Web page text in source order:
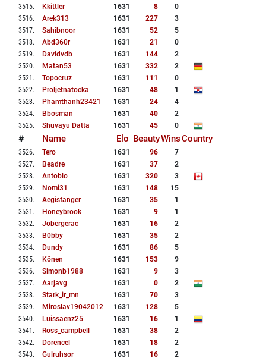
3515. Kkittler 1631 8
0
3516. Arek313 1631 227
3
3517. Sahibnoor 1631 52
5
3518. Abd360r 1631 21
0
3519. Davidvdb 1631 144
2
3520. Matan53 1631 332
2
3521 . Topocruz 1631 111
0
3522. Proljetnatocka 1631 48
1
3523. Phamthanh23421 1631 24
4
3524. Bbosman 1631 40
2
3525. Shuvayu Datta 1631 45 0
# Name Elo BeautyWinsCountry
3526. Tero 1631 96
7
3527. Beadre 1631 37
2
3528. Antoblo 1631 320
3
3529. Nomi31 1631 148
15
3530. Aegisfanger 1631 35
1
3531 . Honeybrook 1631 9
1
3532. Jobergerac 1631 16
2
3533. B0bby 1631 35
2
3534. Dundy 1631 86
5
3535. Könen 1631 153
9
3536. Simonb1988 1631 9
3
3537. Aarjavg 1631 0
2
3538. Stark_ir_mn 1631 70
3
3539. Miroslav19042012 1631 128
5
3540. Luissaenz25 1631 16
1
3541 . Ross_campbell 1631 38
2
3542. Dorencel 1631 18
2
3543. Gulruhsor 1631 16
2